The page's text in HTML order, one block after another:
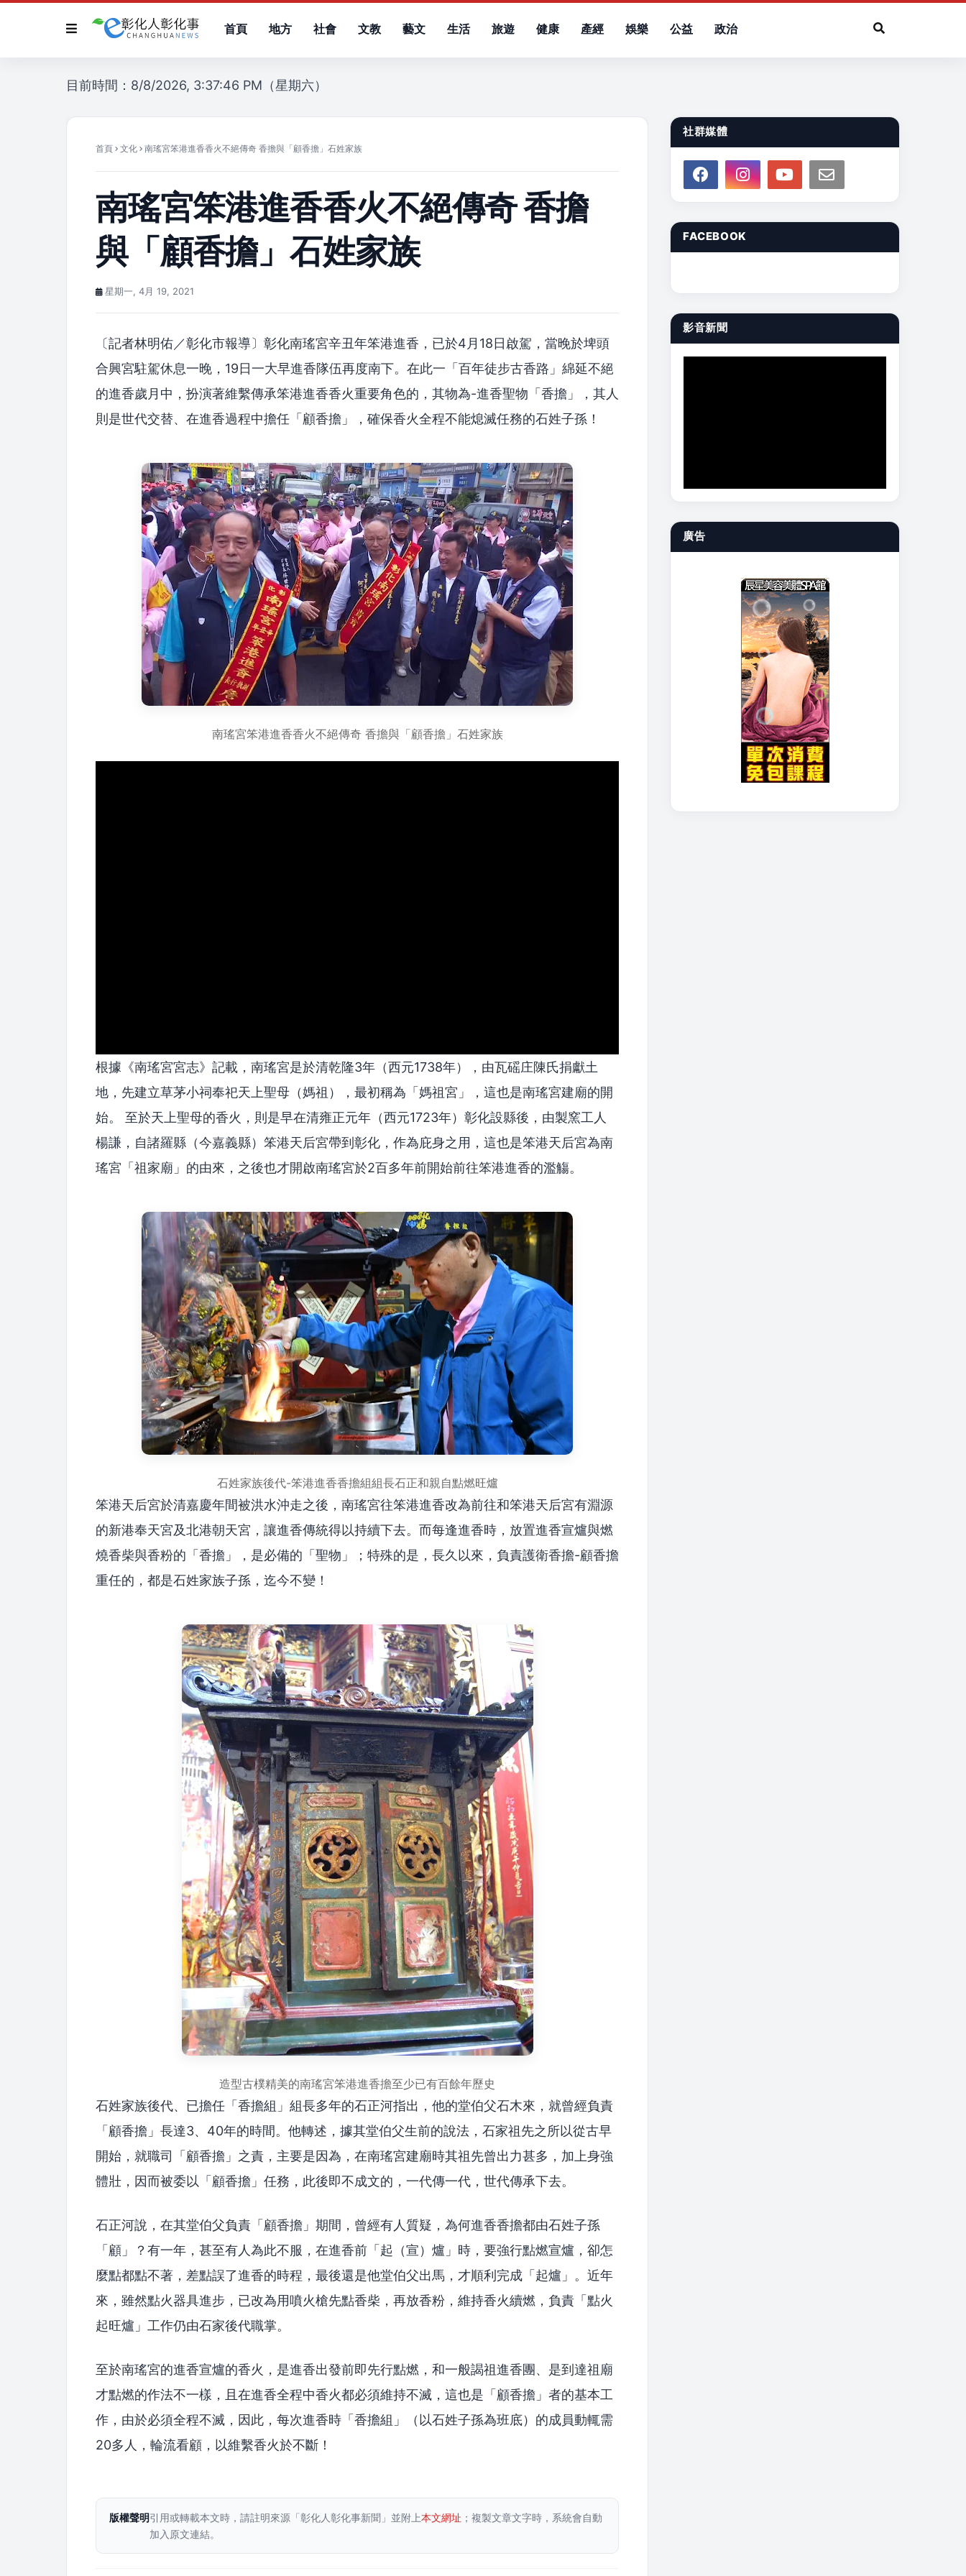
首頁 地方 社會 文教 藝文 生活 旅遊 健康 產經 娛樂 公益 政治
目前時間：8/8/2026, 3:37:46 PM（星期六）
首頁 文化 南瑤宮笨港進香香火不絕傳奇 香擔與「顧香擔」石姓家族
南瑤宮笨港進香香火不絕傳奇 香擔
與「顧香擔」石姓家族
星期一, 4月 19, 2021
〔記者林明佑／彰化市報導〕彰化南瑤宮辛丑年笨港進香，已於4月18日啟駕，當晚於埤頭
合興宮駐駕休息一晚，19日一大早進香隊伍再度南下。在此一「百年徒步古香路」綿延不絕
的進香歲月中，扮演著維繫傳承笨港進香香火重要角色的，其物為-進香聖物「香擔」，其人
則是世代交替、在進香過程中擔任「顧香擔」，確保香火全程不能熄滅任務的石姓子孫！
南瑤宮笨港進香香火不絕傳奇 香擔與「顧香擔」石姓家族
根據《南瑤宮宮志》記載，南瑤宮是於清乾隆3年（西元1738年），由瓦磘庄陳氏捐獻土
地，先建立草茅小祠奉祀天上聖母（媽祖），最初稱為「媽祖宮」，這也是南瑤宮建廟的開
始。 至於天上聖母的香火，則是早在清雍正元年（西元1723年）彰化設縣後，由製窯工人
楊謙，自諸羅縣（今嘉義縣）笨港天后宮帶到彰化，作為庇身之用，這也是笨港天后宮為南
瑤宮「祖家廟」的由來，之後也才開啟南瑤宮於2百多年前開始前往笨港進香的濫觴。
石姓家族後代-笨港進香香擔組組長石正和親自點燃旺爐
笨港天后宮於清嘉慶年間被洪水沖走之後，南瑤宮往笨港進香改為前往和笨港天后宮有淵源
的新港奉天宮及北港朝天宮，讓進香傳統得以持續下去。而每逢進香時，放置進香宣爐與燃
燒香柴與香粉的「香擔」，是必備的「聖物」；特殊的是，長久以來，負責護衛香擔-顧香擔
重任的，都是石姓家族子孫，迄今不變！
造型古樸精美的南瑤宮笨港進香擔至少已有百餘年歷史
石姓家族後代、已擔任「香擔組」組長多年的石正河指出，他的堂伯父石木來，就曾經負責
「顧香擔」長達3、40年的時間。他轉述，據其堂伯父生前的說法，石家祖先之所以從古早
開始，就職司「顧香擔」之責，主要是因為，在南瑤宮建廟時其祖先曾出力甚多，加上身強
體壯，因而被委以「顧香擔」任務，此後即不成文的，一代傳一代，世代傳承下去。
石正河說，在其堂伯父負責「顧香擔」期間，曾經有人質疑，為何進香香擔都由石姓子孫
「顧」？有一年，甚至有人為此不服，在進香前「起（宣）爐」時，要強行點燃宣爐，卻怎
麼點都點不著，差點誤了進香的時程，最後還是他堂伯父出馬，才順利完成「起爐」。近年
來，雖然點火器具進步，已改為用噴火槍先點香柴，再放香粉，維持香火續燃，負責「點火
起旺爐」工作仍由石家後代職掌。
至於南瑤宮的進香宣爐的香火，是進香出發前即先行點燃，和一般謁祖進香團、是到達祖廟
才點燃的作法不一樣，且在進香全程中香火都必須維持不滅，這也是「顧香擔」者的基本工
作，由於必須全程不滅，因此，每次進香時「香擔組」（以石姓子孫為班底）的成員動輒需
20多人，輪流看顧，以維繫香火於不斷！
版權聲明引用或轉載本文時，請註明來源「彰化人彰化事新聞」並附上本文網址 ；複製文章文字時，系統會自動
加入原文連結。
社群媒體
FACEBOOK
影音新聞
廣告